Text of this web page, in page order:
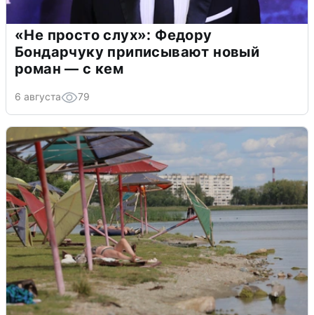
«Не просто слух»: Федору
Бондарчуку приписывают новый
роман — с кем
6 августа 79